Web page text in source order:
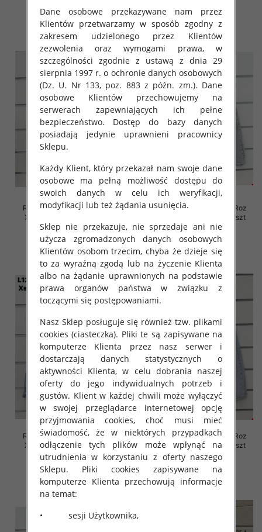
46.00 zł
szczegóły
46.00 zł
szczegóły
Rybaczki damskie jeansy Roz
XS-XL, 1 Kolor Paczka 10 szt
46.00 zł
szczegóły
Rybaczki damskie jeansy Roz
XS-XL, 1 Kolor Paczka 10 szt
45.00 zł
szczegóły
Rybaczki damskie jeansy Roz
XS-XL, 1 Kolor Paczka 10 szt
45.00 zł
szczegóły
Rybaczki damskie jeansy Roz
XS-XL, 1 Kolor Paczka 10 szt
44.00 zł
szczegóły
Dane osobowe przekazywane nam przez
Klientów przetwarzamy w sposób zgodny z
zakresem udzielonego przez Klientów
zezwolenia oraz wymogami prawa, w
szczególności zgodnie z ustawą z dnia 29
sierpnia 1997 r. o ochronie danych osobowych
(Dz. U. Nr 133, poz. 883 z późn. zm.). Dane
osobowe Klientów przechowujemy na
serwerach zapewniających ich pełne
bezpieczeństwo. Dostęp do bazy danych
posiadają jedynie uprawnieni pracownicy
Sklepu.
Każdy Klient, który przekazał nam swoje dane
osobowe ma pełną możliwość dostępu do
swoich danych w celu ich weryfikacji,
modyfikacji lub też żądania usunięcia.
Sklep nie przekazuje, nie sprzedaje ani nie
użycza zgromadzonych danych osobowych
Klientów osobom trzecim, chyba że dzieje się
to za wyraźną zgodą lub na życzenie Klienta
albo na żądanie uprawnionych na podstawie
prawa organów państwa w związku z
toczącymi się postępowaniami.
Nasz Sklep posługuje się również tzw. plikami
cookies (ciasteczka). Pliki te są zapisywane na
komputerze Klienta przez nasz serwer i
dostarczają danych statystycznych o
aktywności Klienta, w celu dobrania naszej
oferty do jego indywidualnych potrzeb i
gustów. Klient w każdej chwili może wyłączyć
w swojej przeglądarce internetowej opcję
przyjmowania cookies, choć musi mieć
świadomość, że w niektórych przypadkach
odłączenie tych plików może wpłynąć na
utrudnienia w korzystaniu z oferty naszego
Sklepu. Pliki cookies zapisywane na
komputerze Klienta przechowują informacje
na temat:
• sesji Użytkownika,